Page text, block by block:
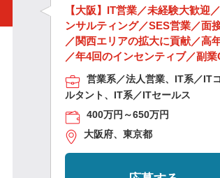
【大阪】IT営業／未経験大歓迎
ンサルティング／SES営業／面
／関西エリアの拡大に貢献／高
／年4回のインセンティブ／副業
営業系／法人営業、IT系／IT
ルタント、IT系／ITセールス
400万円～650万円
大阪府、東京都